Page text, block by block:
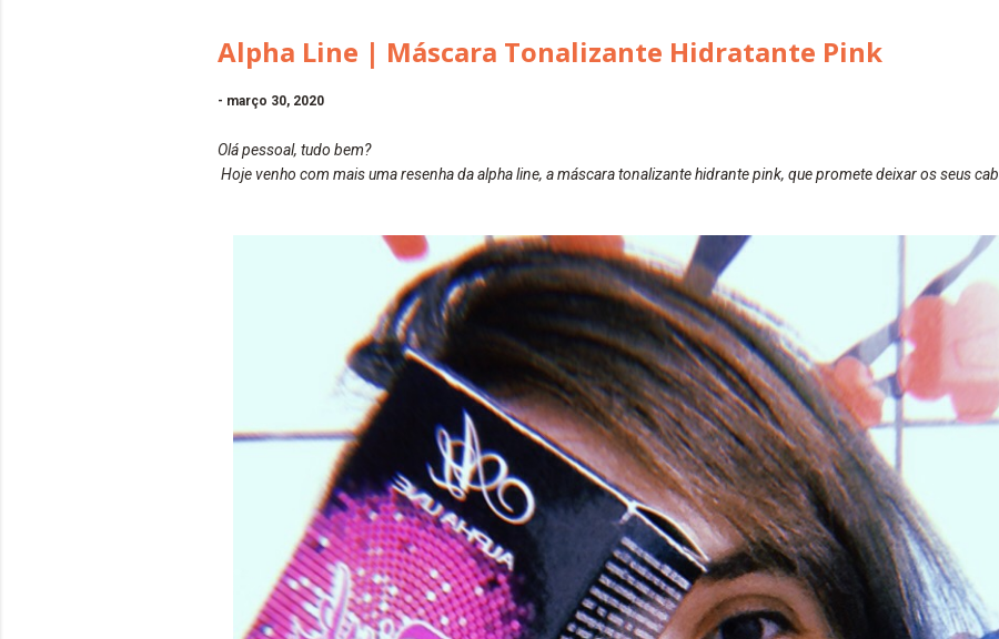
Alpha Line | Máscara Tonalizante Hidratante Pink
- março 30, 2020
Olá pessoal, tudo bem?
Hoje venho com mais uma resenha da alpha line, a máscara tonalizante hidrante pink, que promete deixar os seus